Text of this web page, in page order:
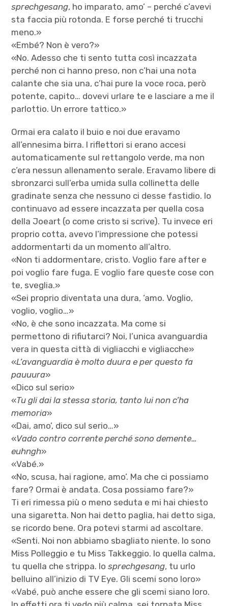
sprechgesang, ho imparato, amo’ – perché c’avevi
sta faccia più rotonda. E forse perché ti trucchi
meno.»
«Embé? Non è vero?»
«No. Adesso che ti sento tutta così incazzata
perché non ci hanno preso, non c’hai una nota
calante che sia una, c’hai pure la voce roca, però
potente, capito… dovevi urlare te e lasciare a me il
parlottio. Un errore tattico.»
Ormai era calato il buio e noi due eravamo
all’ennesima birra. I riflettori si erano accesi
automaticamente sul rettangolo verde, ma non
c’era nessun allenamento serale. Eravamo libere di
sbronzarci sull’erba umida sulla collinetta delle
gradinate senza che nessuno ci desse fastidio. Io
continuavo ad essere incazzata per quella cosa
della Joeart (o come cristo si scrive). Tu invece eri
proprio cotta, avevo l’impressione che potessi
addormentarti da un momento all’altro.
«Non ti addormentare, cristo. Voglio fare after e
poi voglio fare fuga. E voglio fare queste cose con
te, sveglia.»
«Sei proprio diventata una dura, ‘amo. Voglio,
voglio, voglio…»
«No, è che sono incazzata. Ma come si
permettono di rifiutarci? Noi, l’unica avanguardia
vera in questa città di vigliacchi e vigliacche»
«L’avanguardia è molto duura e per questo fa
pauuura»
«Dico sul serio»
«Tu gli dai la stessa storia, tanto lui non c’ha
memoria»
«Dai, amo’, dico sul serio…»
«Vado contro corrente perché sono demente…
euhngh»
«Vabé.»
«No, scusa, hai ragione, amo’. Ma che ci possiamo
fare? Ormai è andata. Cosa possiamo fare?»
Ti eri rimessa più o meno seduta e mi hai chiesto
una sigaretta. Non hai detto paglia, hai detto siga,
se ricordo bene. Ora potevi starmi ad ascoltare.
«Senti. Noi non abbiamo sbagliato niente. Io sono
Miss Polleggio e tu Miss Takkeggio. Io quella calma,
tu quella che strippa. Iosprechgesang, tu urlo
belluino all’inizio di TV Eye. Gli scemi sono loro»
«Vabé, può anche essere che gli scemi siano loro.